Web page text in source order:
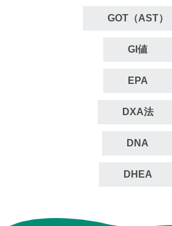
GOT（AST）
GI値
EPA
DXA法
DNA
DHEA